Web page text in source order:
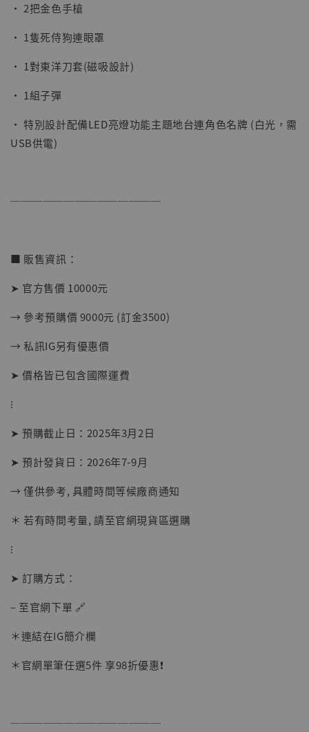
【現貨】BJSTUDIO 1/6系列可動蒐藏人偶 讓
NT$ 5,300
• 2把金色手槍
• 1隻死侍狗連眼罩
• 1對東洋刀套(磁吸設計)
• 1組子彈
• 特別設計配備LED亮燈功能主題地台連角色名牌 (白光，需
USB供電)
──────────────
■ 販售資訊：
➤ 官方售價 10000元
→ 參考預購價 9000元 (訂金3500)
→ 私訊IG另有優惠價
➤ 價格皆已包含國際運費
⁝
➤ 預購截止日：2025年3月2日
➤ 預計發貨日：2026年7-9月
→ 僅供參考, 具體時間等候廠商通知
＊ 若有時間考量, 請至官網現貨區選購
⁝
➤ 訂購方式：
– 至官網下單 🔗
＊連結在IG簡介欄
＊官網單筆任選5件 享98折優惠❗️
──────────────